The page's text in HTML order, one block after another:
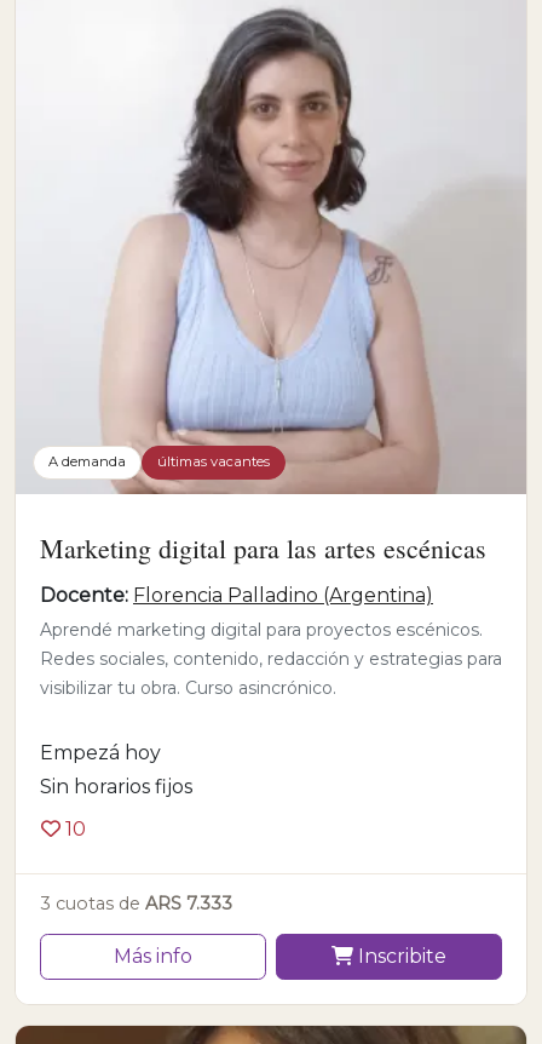
A demanda últimas vacantes
Marketing digital para las artes escénicas
Docente: Florencia Palladino (Argentina)
Aprendé marketing digital para proyectos escénicos.
Redes sociales, contenido, redacción y estrategias para
visibilizar tu obra. Curso asincrónico.
Empezá hoy
Sin horarios fijos
10
3 cuotas de ARS 7.333
Más info Inscribite